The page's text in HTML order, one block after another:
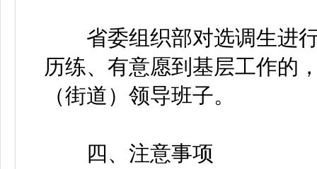
省委组织部对选调生进行
历练、有意愿到基层工作的
（街道）领导班子。
四、注意事项